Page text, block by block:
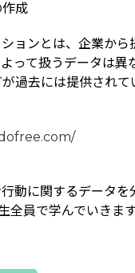
成
ョンとは、企業か
って扱うデータは
過去には提供され
動に関するデータ
全員で学んでいきま